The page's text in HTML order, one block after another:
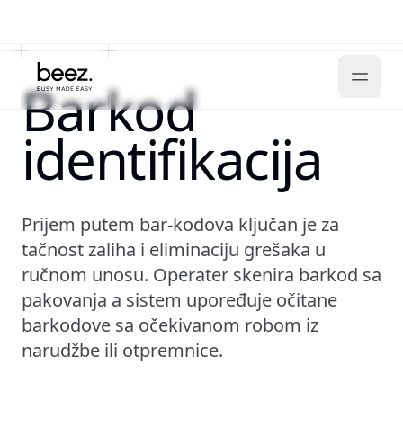
Barkod
identifikacija
Prijem putem bar-kodova ključan je za
tačnost zaliha i eliminaciju grešaka u
ručnom unosu. Operater skenira barkod sa
pakovanja a sistem upoređuje očitane
barkodove sa očekivanom robom iz
narudžbe ili otpremnice.